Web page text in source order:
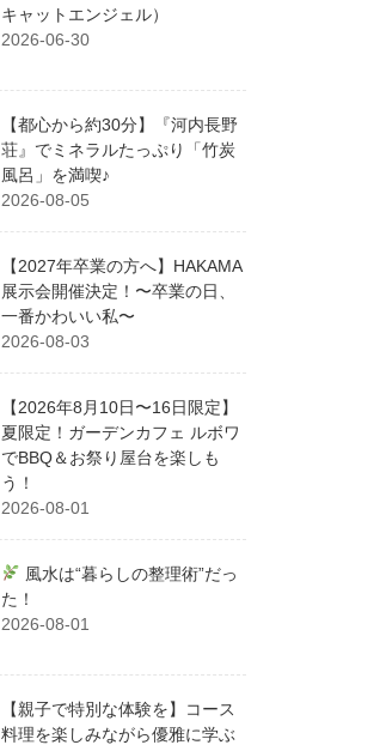
キャットエンジェル）
2026-06-30
【都心から約30分】『河内長野
荘』でミネラルたっぷり「竹炭
風呂」を満喫♪
2026-08-05
【2027年卒業の方へ】HAKAMA
展示会開催決定！〜卒業の日、
一番かわいい私〜
2026-08-03
【2026年8月10日〜16日限定】
夏限定！ガーデンカフェ ルボワ
でBBQ＆お祭り屋台を楽しも
う！
2026-08-01
風水は“暮らしの整理術”だっ
た！
2026-08-01
【親子で特別な体験を】コース
料理を楽しみながら優雅に学ぶ